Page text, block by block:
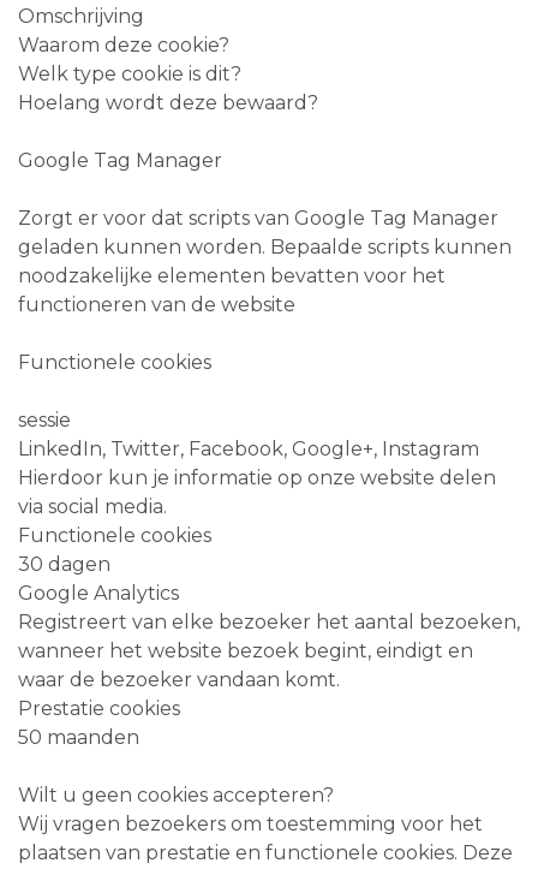
Omschrijving
Waarom deze cookie?
Welk type cookie is dit?
Hoelang wordt deze bewaard?
Google Tag Manager
Zorgt er voor dat scripts van Google Tag Manager
geladen kunnen worden. Bepaalde scripts kunnen
noodzakelijke elementen bevatten voor het
functioneren van de website
Functionele cookies
sessie
LinkedIn, Twitter, Facebook, Google+, Instagram
Hierdoor kun je informatie op onze website delen
via social media.
Functionele cookies
30 dagen
Google Analytics
Registreert van elke bezoeker het aantal bezoeken,
wanneer het website bezoek begint, eindigt en
waar de bezoeker vandaan komt.
Prestatie cookies
50 maanden
Wilt u geen cookies accepteren?
Wij vragen bezoekers om toestemming voor het
plaatsen van prestatie en functionele cookies. Deze